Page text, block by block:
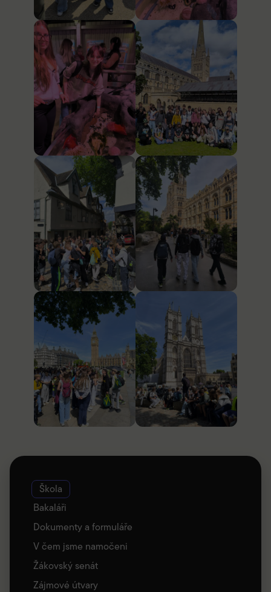
Škola
Bakaláři
Dokumenty a formuláře
V čem jsme namočeni
Žákovský senát
Zájmové útvary